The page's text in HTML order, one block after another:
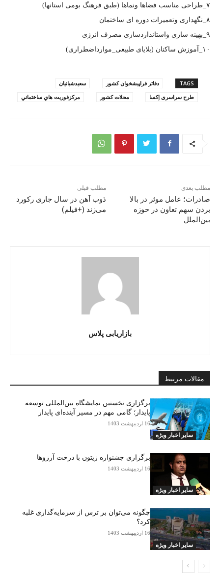
۷_طراحی مناسب فضاها ونماها (طبق فرهنگ بومی استانها)
۸_نگهداری وتعمیرات دوره ای ساختمان
۹_بهینه سازی واستانداردسازی مصرف انرژی
۱۰_آموزش ساکنان (بلایای طبیعی_موارداضطراری)
TAGS دفاتر فراپیشخوان کشور
سعیدشبانیان
طرح سراسری اِکسا
محلات كشور مركزفوريت هاي ساختماني
مطلب قبلی
ذوب آهن در سال جاری رکورد
می‌زند (+فیلم)
مطلب بعدی
صادرات؛ عامل موثر در بالا
بردن سهم تعاون در حوزه
بین‌الملل
بازاریابی پلاس
مقالات مرتبط
سایر اخبار ویژه
برگزاری نخستین نمایشگاه بین‌المللی توسعه
پایدار؛ گامی مهم در مسیر آینده‌ای پایدار
16 اردیبهشت 1403
سایر اخبار ویژه
برگزاری جشنواره زیتون با درخت آرزوها
16 اردیبهشت 1403
سایر اخبار ویژه
چگونه می‌توان بر ترس از سرمایه‌گذاری غلبه
کرد؟
16 اردیبهشت 1403